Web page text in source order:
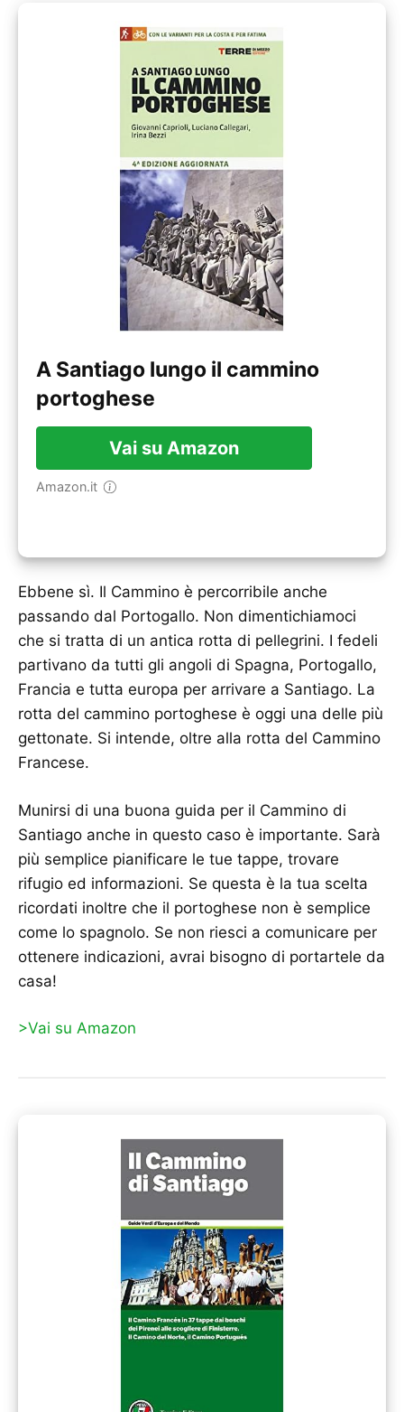
A Santiago lungo il cammino
portoghese
Vai su Amazon
Amazon.it
Ebbene sì. Il Cammino è percorribile anche
passando dal Portogallo. Non dimentichiamoci
che si tratta di un antica rotta di pellegrini. I fedeli
partivano da tutti gli angoli di Spagna, Portogallo,
Francia e tutta europa per arrivare a Santiago. La
rotta del cammino portoghese è oggi una delle più
gettonate. Si intende, oltre alla rotta del Cammino
Francese.
Munirsi di una buona guida per il Cammino di
Santiago anche in questo caso è importante. Sarà
più semplice pianificare le tue tappe, trovare
rifugio ed informazioni. Se questa è la tua scelta
ricordati inoltre che il portoghese non è semplice
come lo spagnolo. Se non riesci a comunicare per
ottenere indicazioni, avrai bisogno di portartele da
casa!
>Vai su Amazon